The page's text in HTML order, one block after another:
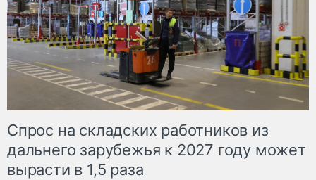
Спрос на складских работников из
дальнего зарубежья к 2027 году может
вырасти в 1,5 раза